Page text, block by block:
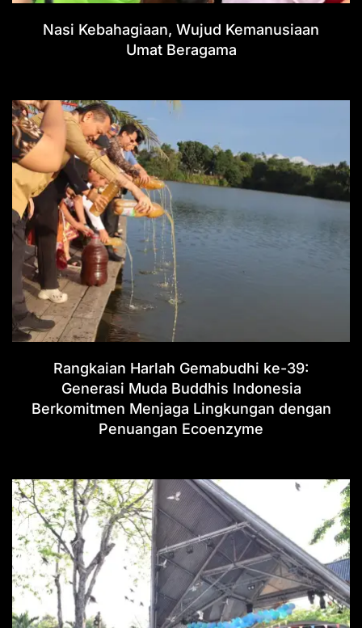
Nasi Kebahagiaan, Wujud Kemanusiaan
Umat Beragama
Rangkaian Harlah Gemabudhi ke-39:
Generasi Muda Buddhis Indonesia
Berkomitmen Menjaga Lingkungan dengan
Penuangan Ecoenzyme